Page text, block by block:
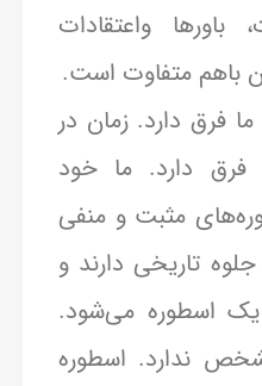
باورها واعتقادات
باهم متفاوت است.
فرق دارد. زمان در
فرق دارد. ما خود
مثبت و منفی
تاریخی دارند و
یک اسطوره می‌شود.
ندارد. اسطوره